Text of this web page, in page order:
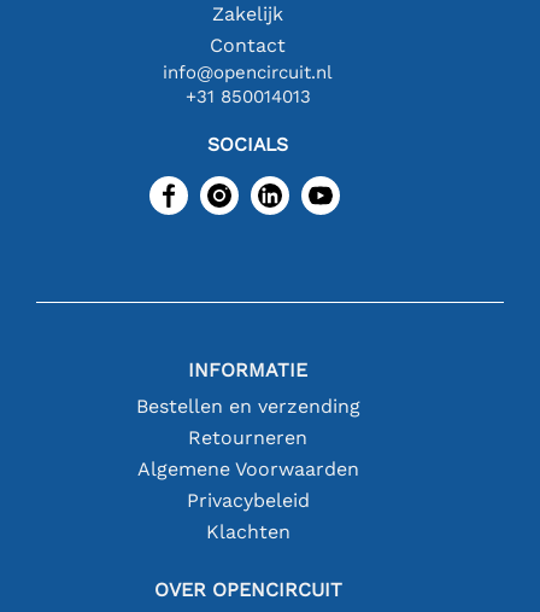
Zakelijk
Contact
info@opencircuit.nl
+31 850014013
SOCIALS
INFORMATIE
Bestellen en verzending
Retourneren
Algemene Voorwaarden
Privacybeleid
Klachten
OVER OPENCIRCUIT